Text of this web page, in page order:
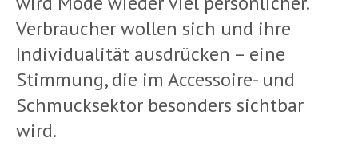
Verbraucher wollen sich und ihre
Individualität ausdrücken – eine
Stimmung, die im Accessoire- und
Schmucksektor besonders sichtbar
wird.